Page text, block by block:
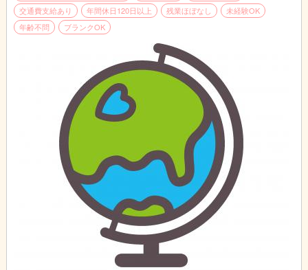
★訪問エリア
柏市、流山市、野田市、我孫子市、松戸市
交通費支給あり
年間休日120日以上 残業ほぼなし
未経験OK
年齢不問
ブランクOK